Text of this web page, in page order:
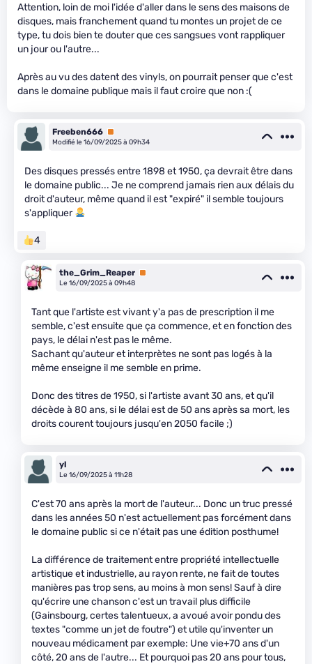
Attention, loin de moi l'idée d'aller dans le sens des maisons de
disques, mais franchement quand tu montes un projet de ce
type, tu dois bien te douter que ces sangsues vont rappliquer
un jour ou l'autre...
Après au vu des datent des vinyls, on pourrait penser que c'est
dans le domaine publique mais il faut croire que non :(
Freeben666 Premium
Modifié le 16/09/2025 à 09h34
Des disques pressés entre 1898 et 1950, ça devrait être dans
le domaine public... Je ne comprend jamais rien aux délais du
droit d'auteur, même quand il est "expiré" il semble toujours
s'appliquer
4
the_Grim_Reaper Premium
Le 16/09/2025 à 09h48
Tant que l'artiste est vivant y'a pas de prescription il me
semble, c'est ensuite que ça commence, et en fonction des
pays, le délai n'est pas le même.
Sachant qu'auteur et interprètes ne sont pas logés à la
même enseigne il me semble en prime.
Donc des titres de 1950, si l'artiste avant 30 ans, et qu'il
décède à 80 ans, si le délai est de 50 ans après sa mort, les
droits courent toujours jusqu'en 2050 facile ;)
yl
Le 16/09/2025 à 11h28
C'est 70 ans après la mort de l'auteur... Donc un truc pressé
dans les années 50 n'est actuellement pas forcément dans
le domaine public si ce n'était pas une édition posthume!
La différence de traitement entre propriété intellectuelle
artistique et industrielle, au rayon rente, ne fait de toutes
manières pas trop sens, au moins à mon sens! Sauf à dire
qu'écrire une chanson c'est un travail plus difficile
(Gainsbourg, certes talentueux, a avoué avoir pondu des
textes "comme un jet de foutre") et utile qu'inventer un
nouveau médicament par exemple: Une vie+70 ans d'un
côté, 20 ans de l'autre... Et pourquoi pas 20 ans pour tous,